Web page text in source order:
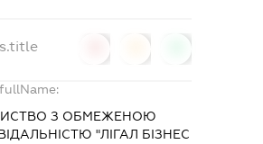
З ОБМЕЖЕНОЮ
"ЛІГАЛ БІЗНЕС